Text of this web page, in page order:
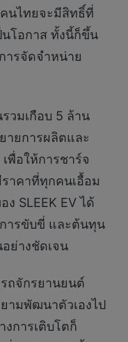
นไทยจะมีสิทธิ์ที่
โอกาส ทั้งนี้ก็ขึ้น
ารจัดจำหน่าย
วมเกือบ 5 ล้าน
ายการผลิตและ
พื่อให้การชาร์จ
าคาที่ทุกคนเอื้อม
SLEEK EV ได้
ารขับขี่ และต้นทุน
ย่างชัดเจน
รถจักรยานยนต์
ามพัฒนาตัวเองไป
การเติบโตก็